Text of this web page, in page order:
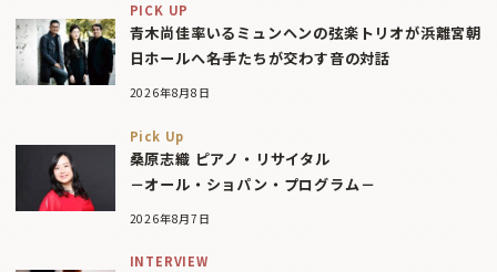
PICK UP
青木尚佳率いるミュンヘンの弦楽トリオが浜離宮朝
日ホールへ――名手たちが交わす音の対話
2026年8月8日
Pick Up
桑原志織 ピアノ・リサイタル
－オール・ショパン・プログラム－
2026年8月7日
INTERVIEW